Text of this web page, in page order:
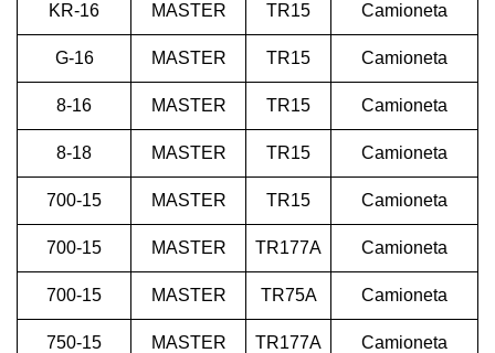
KR-16 MASTER TR15 Camioneta
G-16 MASTER TR15 Camioneta
8-16 MASTER TR15 Camioneta
8-18 MASTER TR15 Camioneta
700-15 MASTER TR15 Camioneta
700-15 MASTER TR177A Camioneta
700-15 MASTER TR75A Camioneta
750-15 MASTER TR177A Camioneta